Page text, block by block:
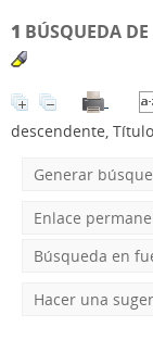
1 BÚSQUEDA
descendente,
Generar
Enlace
Búsqueda en
Hacer una